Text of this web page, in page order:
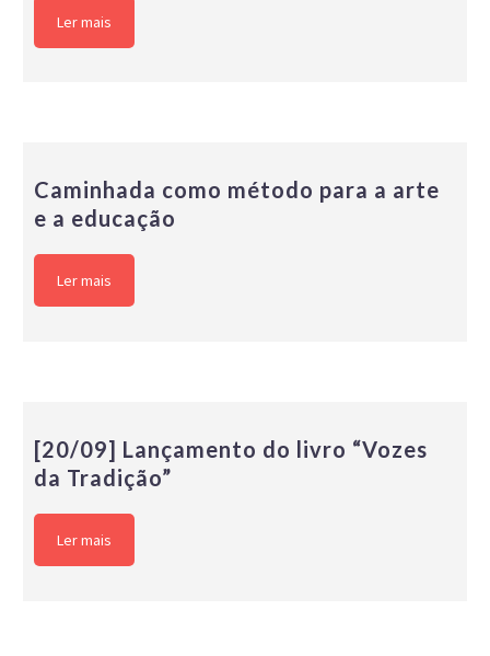
Ler mais
Caminhada como método para a arte
e a educação
Ler mais
[20/09] Lançamento do livro “Vozes
da Tradição”
Ler mais